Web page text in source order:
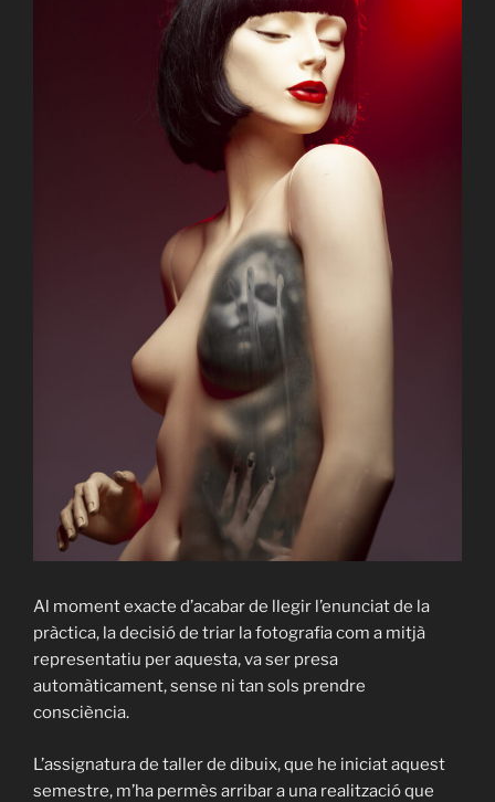
Al moment exacte d’acabar de llegir l’enunciat de la
pràctica, la decisió de triar la fotografia com a mitjà
representatiu per aquesta, va ser presa
automàticament, sense ni tan sols prendre
consciència.
L’assignatura de taller de dibuix, que he iniciat aquest
semestre, m’ha permès arribar a una realització que